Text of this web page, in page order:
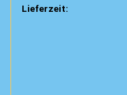
Lieferzeit: